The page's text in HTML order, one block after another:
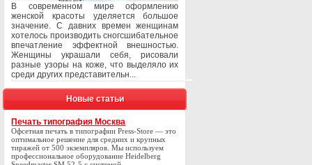
В современном мире оформлению
женской красоты уделяется большое
значение. С давних времен женщинам
хотелось производить сногсшибательное
впечатление эффектной внешностью.
Женщины украшали себя, рисовали
разные узоры на коже, что выделяло их
среди других представительн...
Новые статьи
Печать типография Москва
Офсетная печать в типографии Press-Store — это
оптимальное решение для средних и крупных
тиражей от 500 экземпляров. Мы используем
профессиональное оборудование Heidelberg